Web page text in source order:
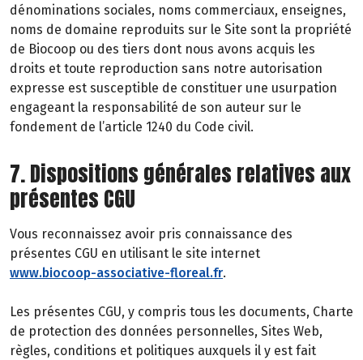
dénominations sociales, noms commerciaux, enseignes,
noms de domaine reproduits sur le Site sont la propriété
de Biocoop ou des tiers dont nous avons acquis les
droits et toute reproduction sans notre autorisation
expresse est susceptible de constituer une usurpation
engageant la responsabilité de son auteur sur le
fondement de l’article 1240 du Code civil.
7. Dispositions générales relatives aux
présentes CGU
Vous reconnaissez avoir pris connaissance des
présentes CGU en utilisant le site internet
www.biocoop-associative-floreal.fr.
Les présentes CGU, y compris tous les documents, Charte
de protection des données personnelles, Sites Web,
règles, conditions et politiques auxquels il y est fait